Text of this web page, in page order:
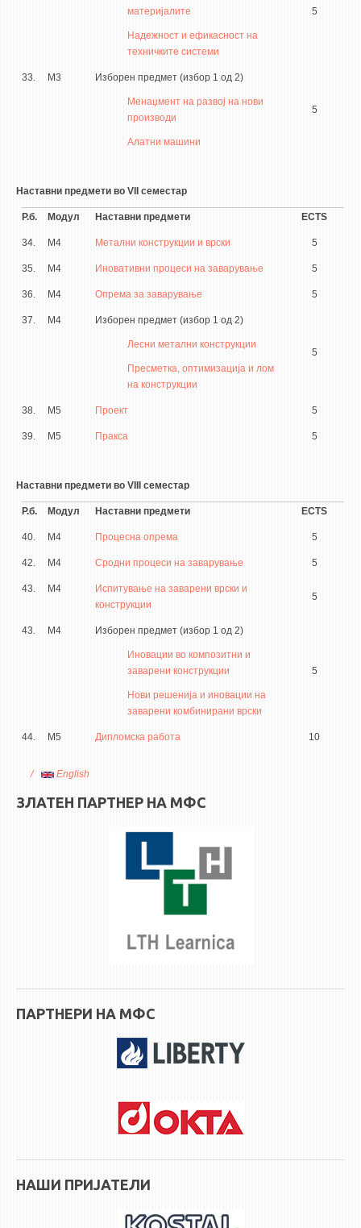
материјалите
Надежност и ефикасност на
техничките системи
5
33. М3 Изборен предмет (избор 1 од 2)
Менаџмент на развој на нови
производи
Алатни машини
5
Наставни предмети во VII семестар
Р.б. Модул Наставни предмети ECTS
34. М4 Метални конструкции и врски 5
35. М4 Иновативни процеси на заварување 5
36. М4 Опрема за заварување 5
37. М4 Изборен предмет (избор 1 од 2)
Лесни метални конструкции
Пресметка, оптимизација и лом
на конструкции
5
38. М5 Проект 5
39. М5 Пракса 5
Наставни предмети во VIII семестар
Р.б. Модул Наставни предмети ECTS
40. М4 Процесна опрема 5
42. М4 Сродни процеси на заварување 5
43. М4
Испитување на заварени врски и
конструкции
5
43. М4 Изборен предмет (избор 1 од 2)
Иновации во композитни и
заварени конструкции
Нови решенија и иновации на
заварени комбинирани врски
5
44. М5 Дипломска работа 10
English
ЗЛАТЕН ПАРТНЕР НА МФС
ПАРТНЕРИ НА МФС
НАШИ ПРИЈАТЕЛИ